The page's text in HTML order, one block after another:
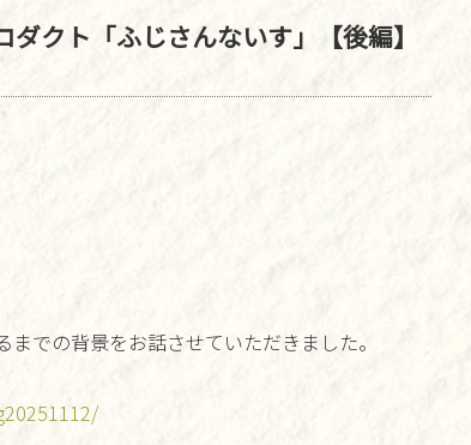
クト「ふじさんないす」【後編】
での背景をお話させていただきました。